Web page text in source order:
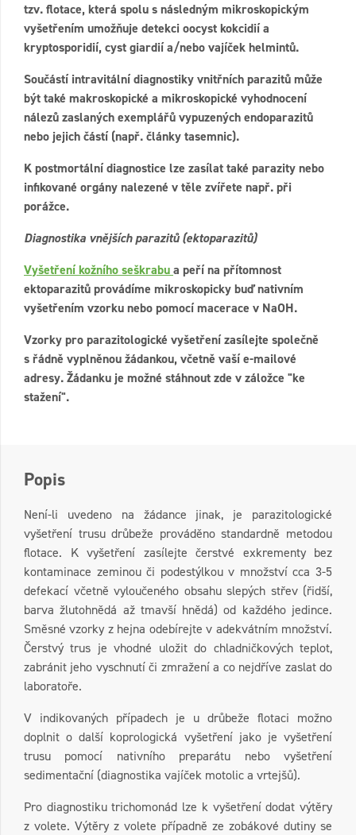
tzv. flotace, která spolu s následným mikroskopickým
vyšetřením umožňuje detekci oocyst kokcidií a
kryptosporidií, cyst giardií a/nebo vajíček helmintů.
Součástí intravitální diagnostiky vnitřních parazitů může
být také makroskopické a mikroskopické vyhodnocení
nálezů zaslaných exemplářů vypuzených endoparazitů
nebo jejich částí (např. články tasemnic).
K postmortální diagnostice lze zasílat také parazity nebo
infikované orgány nalezené v těle zvířete např. při
porážce.
Diagnostika vnějších parazitů (ektoparazitů)
Vyšetření kožního seškrabua peří na přítomnost
ektoparazitů provádíme mikroskopicky buď nativním
vyšetřením vzorku nebo pomocí macerace v NaOH.
Vzorky pro parazitologické vyšetření zasílejte společně
s řádně vyplněnou žádankou, včetně vaší e-mailové
adresy. Žádanku je možné stáhnout zde v záložce "ke
stažení".
Popis
Není-li uvedeno na žádance jinak, je parazitologické
vyšetření trusu drůbeže prováděno standardně metodou
flotace. K vyšetření zasílejte čerstvé exkrementy bez
kontaminace zeminou či podestýlkou v množství cca 3-5
defekací včetně vyloučeného obsahu slepých střev (řidší,
barva žlutohnědá až tmavší hnědá) od každého jedince.
Směsné vzorky z hejna odebírejte v adekvátním množství.
Čerstvý trus je vhodné uložit do chladničkových teplot,
zabránit jeho vyschnutí či zmražení a co nejdříve zaslat do
laboratoře.
V indikovaných případech je u drůbeže flotaci možno
doplnit o další koprologická vyšetření jako je vyšetření
trusu pomocí nativního preparátu nebo vyšetření
sedimentační (diagnostika vajíček motolic a vrtejšů).
Pro diagnostiku trichomonád lze k vyšetření dodat výtěry
z volete. Výtěry z volete případně ze zobákové dutiny se